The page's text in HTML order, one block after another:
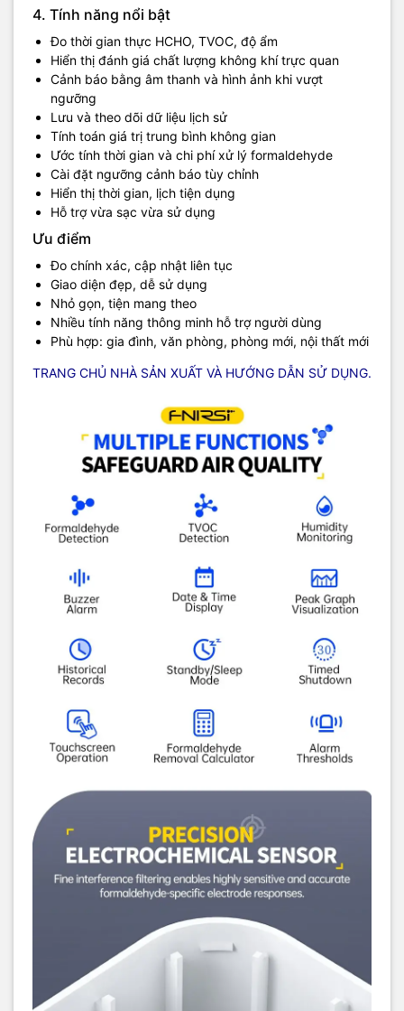
4. Tính năng nổi bật
Đo thời gian thực HCHO, TVOC, độ ẩm
Hiển thị đánh giá chất lượng không khí trực quan
Cảnh báo bằng âm thanh và hình ảnh khi vượt
ngưỡng
Lưu và theo dõi dữ liệu lịch sử
Tính toán giá trị trung bình không gian
Ước tính thời gian và chi phí xử lý formaldehyde
Cài đặt ngưỡng cảnh báo tùy chỉnh
Hiển thị thời gian, lịch tiện dụng
Hỗ trợ vừa sạc vừa sử dụng
Ưu điểm
Đo chính xác, cập nhật liên tục
Giao diện đẹp, dễ sử dụng
Nhỏ gọn, tiện mang theo
Nhiều tính năng thông minh hỗ trợ người dùng
Phù hợp: gia đình, văn phòng, phòng mới, nội thất mới
TRANG CHỦ NHÀ SẢN XUẤT VÀ HƯỚNG DẪN SỬ DỤNG.